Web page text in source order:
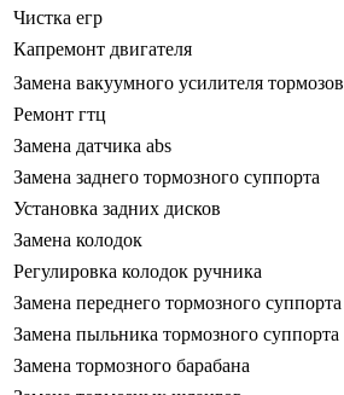
Чистка егр
Капремонт двигателя
Замена вакуумного усилителя тормозов
Ремонт гтц
Замена датчика abs
Замена заднего тормозного суппорта
Установка задних дисков
Замена колодок
Регулировка колодок ручника
Замена переднего тормозного суппорта
Замена пыльника тормозного суппорта
Замена тормозного барабана